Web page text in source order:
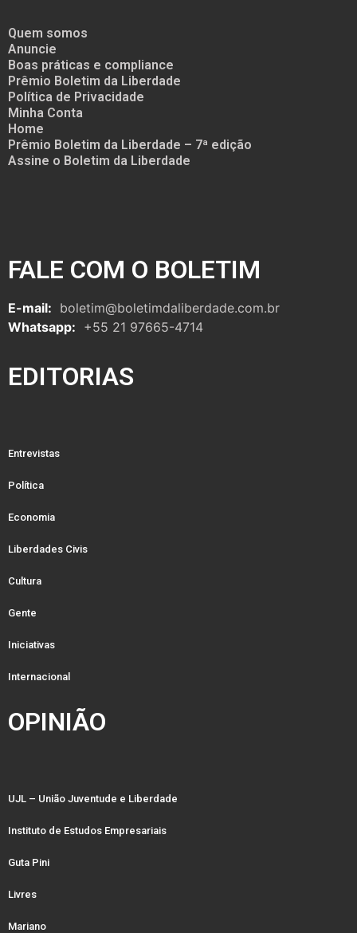
Quem somos
Anuncie
Boas práticas e compliance
Prêmio Boletim da Liberdade
Política de Privacidade
Minha Conta
Home
Prêmio Boletim da Liberdade – 7ª edição
Assine o Boletim da Liberdade
FALE COM O BOLETIM
E-mail: boletim@boletimdaliberdade.com.br
Whatsapp: +55 21 97665-4714
EDITORIAS
Entrevistas
Política
Economia
Liberdades Civis
Cultura
Gente
Iniciativas
Internacional
OPINIÃO
UJL – União Juventude e Liberdade
Instituto de Estudos Empresariais
Guta Pini
Livres
Mariano